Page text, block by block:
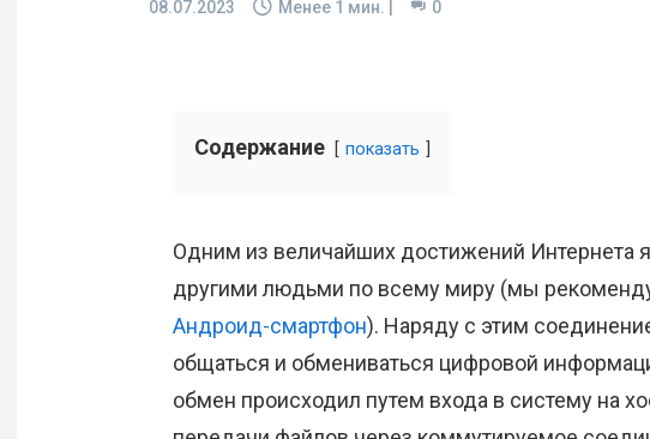
08.07.2023 Менее 1 мин. | 0
Содержание показать
Одним из величайших достижений Интернета
другими людьми по всему миру (мы
Андроид-смартфон). Наряду с этим
общаться и обмениваться цифровой
обмен происходил путем входа в систему на